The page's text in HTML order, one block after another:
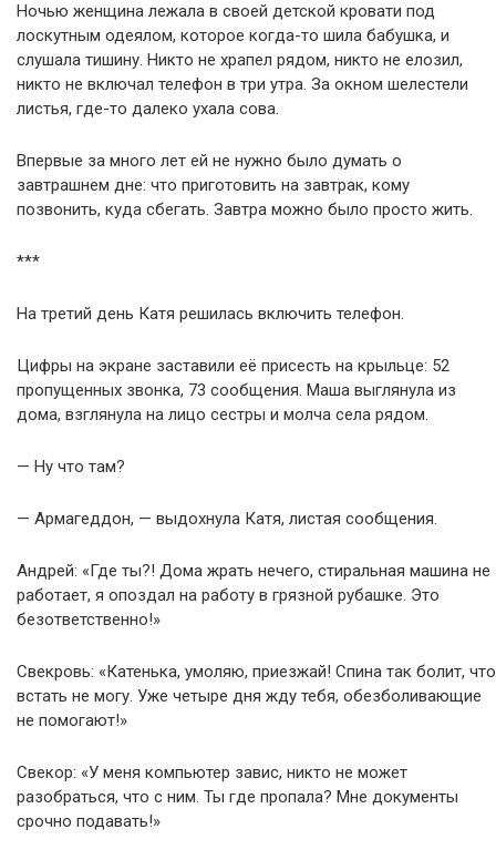
Ночью женщина лежала в своей детской кровати под
лоскутным одеялом, которое когда-то шила бабушка, и
слушала тишину. Никто не храпел рядом, никто не елозил,
никто не включал телефон в три утра. За окном шелестели
листья, где-то далеко ухала сова.
Впервые за много лет ей не нужно было думать о
завтрашнем дне: что приготовить на завтрак, кому
позвонить, куда сбегать. Завтра можно было просто жить.
***
На третий день Катя решилась включить телефон.
Цифры на экране заставили её присесть на крыльце: 52
пропущенных звонка, 73 сообщения. Маша выглянула из
дома, взглянула на лицо сестры и молча села рядом.
— Ну что там?
— Армагеддон, — выдохнула Катя, листая сообщения.
Андрей: «Где ты?! Дома жрать нечего, стиральная машина не
работает, я опоздал на работу в грязной рубашке. Это
безответственно!»
Свекровь: «Катенька, умоляю, приезжай! Спина так болит, что
встать не могу. Уже четыре дня жду тебя, обезболивающие
не помогают!»
Свекор: «У меня компьютер завис, никто не может
разобраться, что с ним. Ты где пропала? Мне документы
срочно подавать!»